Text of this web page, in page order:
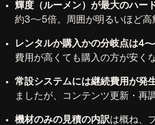
輝度（ルーメン）が最大のハー
約3〜5倍。周囲が明るいほど高
レンタルか購入かの分岐点は4
費用が高くても購入の方が安く
常設システムには継続費用が発生
ましたが、コンテンツ更新・再
機材のみの見積の内訳は概ね、